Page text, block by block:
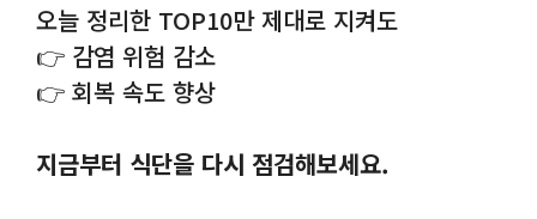
오늘 정리한 TOP10만 제대로 지켜도
👉 감염 위험 감소
👉 회복 속도 향상
지금부터 식단을 다시 점검해보세요.